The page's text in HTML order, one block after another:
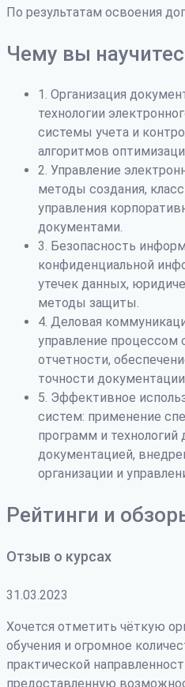
По результатам освоения
Чему вы
1. Организация
технологии
системы учета и
алгоритмов
2. Управление
методы создания,
управления
документами.
3. Безопасность
конфиденциальной
утечек данных,
методы защиты.
4. Деловая
управление процессом
отчетности,
точности документации.
5. Эффективное
систем: применение
программ и технологий
документацией,
организации и
Рейтинги и
Отзыв о курсах
31.03.2023
Хочется отметить чёткую
обучения и огромное
практической
предоставленную